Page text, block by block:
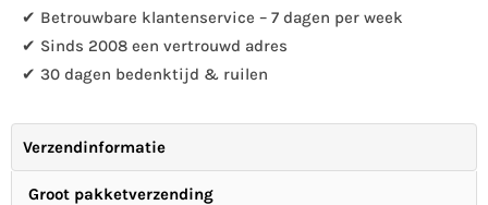
✔ Betrouwbare klantenservice – 7 dagen per week
✔ Sinds 2008 een vertrouwd adres
✔ 30 dagen bedenktijd & ruilen
Verzendinformatie
Groot pakketverzending